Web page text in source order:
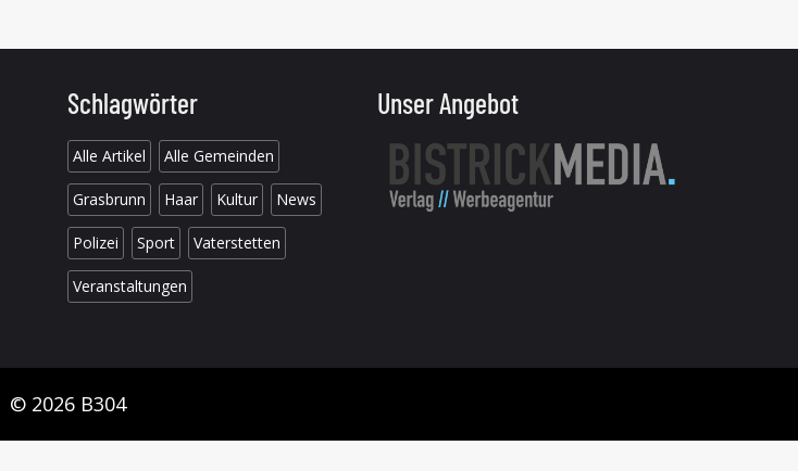
Schlagwörter
Alle Artikel Alle Gemeinden
Grasbrunn Haar Kultur News
Polizei Sport Vaterstetten
Veranstaltungen
Unser Angebot
© 2026 B304